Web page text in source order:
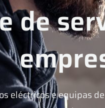
de
eléctricos e equipas